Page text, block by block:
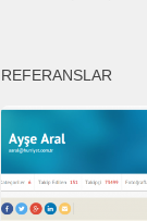
REFERANSLAR